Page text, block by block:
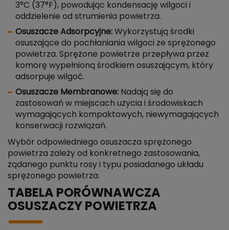
3°C (37°F), powodując kondensację wilgoci i
oddzielenie od strumienia powietrza.
Osuszacze Adsorpcyjne: Wykorzystują środki
osuszające do pochłaniania wilgoci ze sprężonego
powietrza. Sprężone powietrze przepływa przez
komorę wypełnioną środkiem osuszającym, który
adsorpuje wilgoć.
Osuszacze Membranowe: Nadają się do
zastosowań w miejscach użycia i środowiskach
wymagających kompaktowych, niewymagających
konserwacji rozwiązań.
Wybór odpowiedniego osuszacza sprężonego
powietrza zależy od konkretnego zastosowania,
żądanego punktu rosy i typu posiadanego układu
sprężonego powietrza.
TABELA PORÓWNAWCZA
OSUSZACZY POWIETRZA